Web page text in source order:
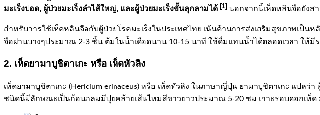
มะเร็งปอด, ผู้ป่วยมะเร็งลำไส้ใหญ่, และผู้ป่วยมะเร็งขั้นลุกลามได้ [1] นอกจากนี้เห็ดหลินจือยังส
สำหรับการใช้เห็ดหลินจือกับผู้ป่วยโรคมะเร็งในประเทศไทย เน้นด้านการส่งเสริมสุขภาพเป็
จือฝานบางๆประมาณ 2-3 ชิ้น ต้มในน้ำเดือดนาน 10-15 นาที ใช้ดื่มแทนน้ำได้ตลอดเวลา ใ
2. เห็ดยามาบูชิตาเกะ หรือ เห็ดหัวลิง
เห็ดยามาบูชิตาเกะ (Hericium erinaceus) หรือ เห็ดหัวลิง ในภาษาญี่ปุ่น ยามาบูชิตาเกะ แปล
ชนิดนี้มีลักษณะเป็นก้อนกลมมีปุยคล้ายเส้นไหมสีขาวยาวประมาณ 5-20 ซม เกาะรอบดอกเห็